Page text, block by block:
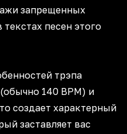
запрещенных
песен этого
трэпа
140 BPM) и
создает характерный
заставляет вас